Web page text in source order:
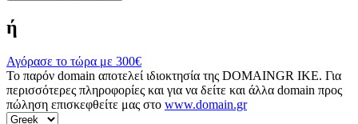
ή
Αγόρασε το τώρα με 300€
Το παρόν domain αποτελεί ιδιοκτησία της DOMAINGR ΙΚΕ. Για
περισσότερες πληροφορίες και για να δείτε και άλλα domain προς
πώληση επισκεφθείτε μας στο www.domain.gr